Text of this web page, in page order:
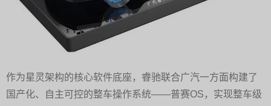
作为星灵架构的核心软件底座，睿驰联合广汽一方面构建了
国产化、自主可控的整车操作系统——普赛OS，实现整车级